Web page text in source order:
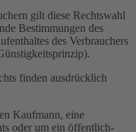
gilt diese Rechtswahl
Bestimmungen des
des Verbrauchers
finden ausdrücklich
Kaufmann, eine
oder um ein öffentlich-